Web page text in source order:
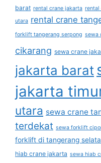
barat rental crane jakarta rental
utara rental crane
forklift tangerang serpong sewa
cikarang sewa crane
jakarta barat
jakarta
utara sewa crane
terdekat sewa forklift
forklift di tangerang
hiab crane jakarta sewa hiab